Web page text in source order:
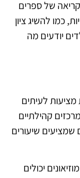
של ספרים
כמו להשיג ציון
יודעים מה
מציעות לעיתים
קהילתיים
שמציעים שיעורים
יכולים